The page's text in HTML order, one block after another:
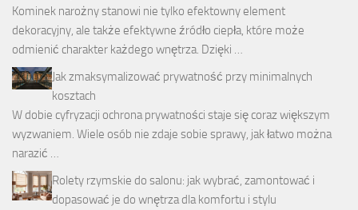
Kominek narożny stanowi nie tylko efektowny element
dekoracyjny, ale także efektywne źródło ciepła, które może
odmienić charakter każdego wnętrza. Dzięki …
Jak zmaksymalizować prywatność przy minimalnych
kosztach
W dobie cyfryzacji ochrona prywatności staje się coraz większym
wyzwaniem. Wiele osób nie zdaje sobie sprawy, jak łatwo można
narazić …
Rolety rzymskie do salonu: jak wybrać, zamontować i
dopasować je do wnętrza dla komfortu i stylu